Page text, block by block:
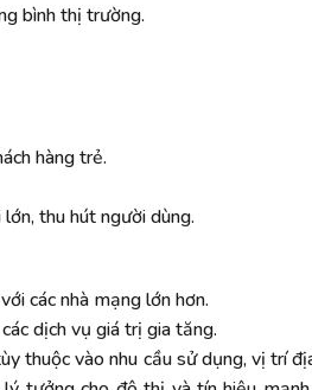
bình thị trường.
hàng trẻ.
thu hút người dùng.
các nhà mạng lớn hơn.
dịch vụ giá trị gia tăng.
thuộc vào nhu cầu sử dụng, vị trí